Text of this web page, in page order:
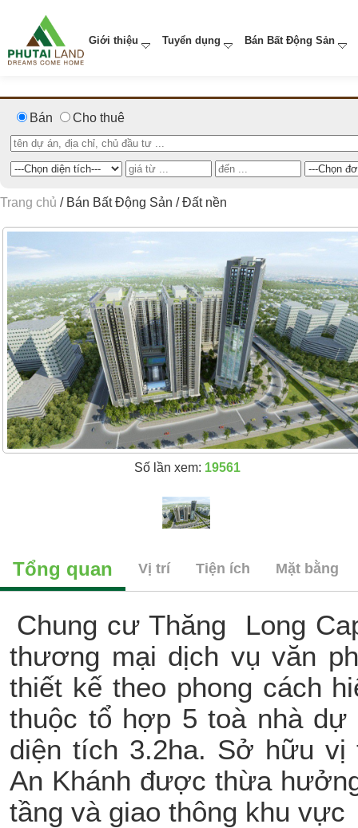
Giới thiệu Tuyển dụng Bán Bất Động Sản
Bán Cho thuê
Trang chủ / Bán Bất Động Sản /Đất nền
Số lần xem: 19561
Tổng quan Vị trí Tiện ích Mặt bằng
Chung cư Thăng Long
thương mại dịch vụ văn
thiết kế theo phong cách
thuộc tổ hợp 5 toà nhà dự
diện tích 3.2ha. Sở hữu
An Khánh được thừa
tầng và giao thông khu vực